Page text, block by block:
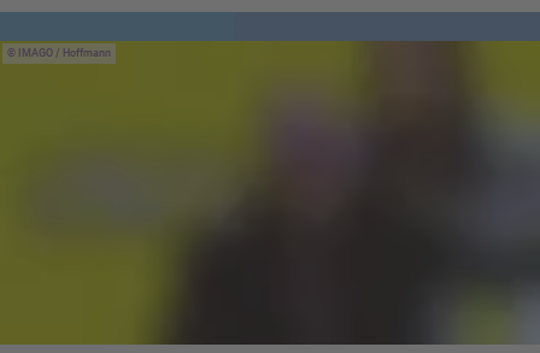
IMAGO / Hoffmann